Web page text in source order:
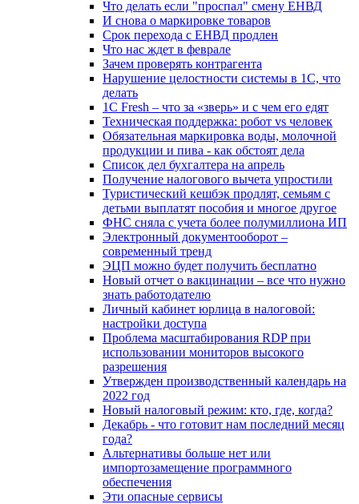
Что делать если "проспал" смену ЕНВД
И снова о маркировке товаров
Срок перехода с ЕНВД продлен
Что нас ждет в феврале
Зачем проверять контрагента
Нарушение целостности системы в 1С, что
делать
1С Fresh – что за «зверь» и с чем его едят
Техническая поддержка: робот vs человек
Обязательная маркировка воды, молочной
продукции и пива - как обстоят дела
Список дел бухгалтера на апрель
Получение налогового вычета упростили
Туристический кешбэк продлят, семьям с
детьми выплатят пособия и многое другое
ФНС сняла с учета более полумиллиона ИП
Электронный документооборот –
современный тренд
ЭЦП можно будет получить бесплатно
Новый отчет о вакцинации – все что нужно
знать работодателю
Личный кабинет юрлица в налоговой:
настройки доступа
Проблема масштабирования RDP при
использовании мониторов высокого
разрешения
Утвержден производственный календарь на
2022 год
Новый налоговый режим: кто, где, когда?
Декабрь - что готовит нам последний месяц
года?
Альтернативы больше нет или
импортозамещение программного
обеспечения
Эти опасные сервисы